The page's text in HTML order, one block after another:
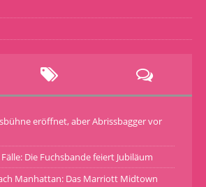
eröffnet, aber Abrissbagger vor
Die Fuchsbande feiert Jubiläum
Manhattan: Das Marriott Midtown